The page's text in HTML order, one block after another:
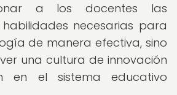
a los docentes las
necesarias para
de manera efectiva, sino
una cultura de innovación
en el sistema educativo